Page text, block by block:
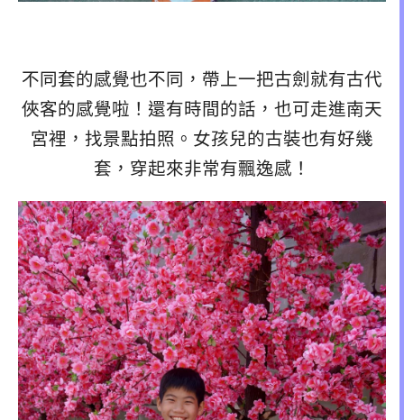
不同套的感覺也不同，帶上一把古劍就有古代
俠客的感覺啦！還有時間的話，也可走進南天
宮裡，找景點拍照。女孩兒的古裝也有好幾
套，穿起來非常有飄逸感！